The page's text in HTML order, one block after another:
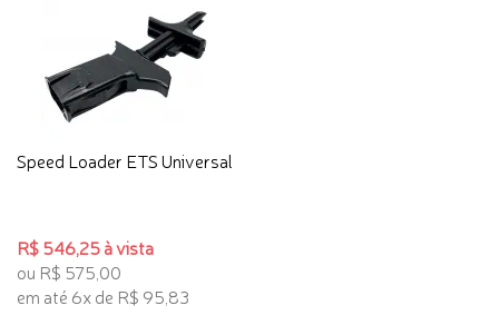
Speed Loader ETS Universal
R$ 546,25 à vista
ou R$ 575,00
em até 6x de R$ 95,83